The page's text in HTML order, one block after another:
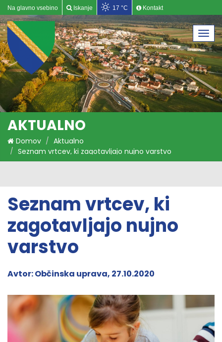
Na glavno vsebino Iskanje 17 °C Kontakt
AKTUALNO
Domov
Aktualno
Seznam vrtcev, ki zagotavljajo nujno varstvo
Seznam vrtcev, ki
zagotavljajo nujno
varstvo
Avtor: Občinska uprava, 27.10.2020